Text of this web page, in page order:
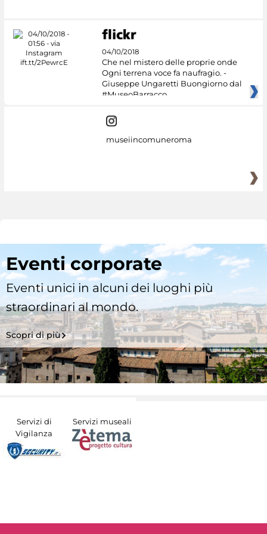
04/10/2018
Che nel mistero delle proprie onde
Ogni terrena voce fa naufragio. -
Giuseppe Ungaretti Buongiorno dal
#MuseoBarracco
museiincomuneroma
Eventi corporate
Eventi unici in alcuni dei luoghi più
straordinari al mondo.
Scopri di più
Servizi di
Vigilanza
Servizi museali